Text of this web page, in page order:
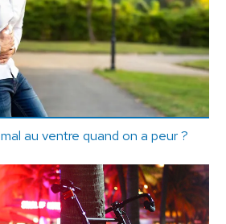
au ventre quand on a peur ?